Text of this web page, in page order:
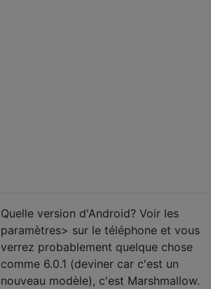
Quelle version d'Android? Voir les
paramètres> sur le téléphone et vous
verrez probablement quelque chose
comme 6.0.1 (deviner car c'est un
nouveau modèle), c'est Marshmallow.